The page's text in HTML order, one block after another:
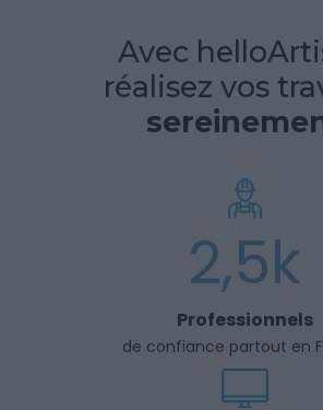
Avec
réalisez vos
2,5k
Professionnels
de confiance partout en